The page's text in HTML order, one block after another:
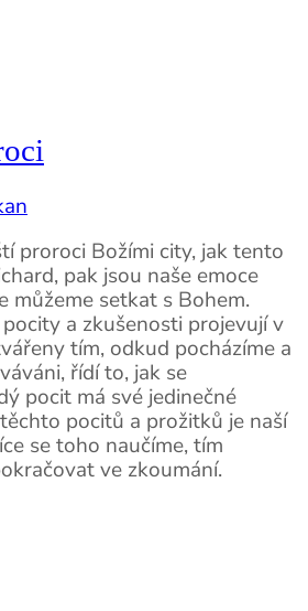
proroci Božími city, jak tento
pak jsou naše emoce
můžeme setkat s Bohem.
a zkušenosti projevují v
tím, odkud pocházíme a
řídí to, jak se
pocit má své jedinečné
pocitů a prožitků je naší
se toho naučíme, tím
ve zkoumání.